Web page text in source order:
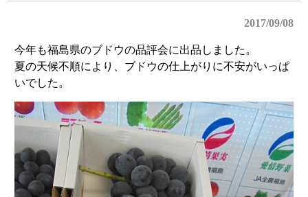
2017/09/08
今年も福島県のブドウの品評会に出品しました。
夏の天候不順により、ブドウの仕上がりに不安がいっぱ
いでした。